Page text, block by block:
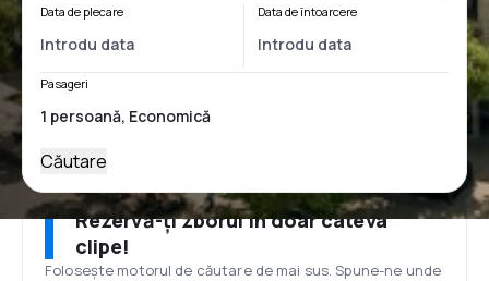
Data de plecare Data de întoarcere
Pasageri
Căutare
Rezervă-ți zborul în doar câteva
clipe!
Folosește motorul de căutare de mai sus. Spune-ne unde